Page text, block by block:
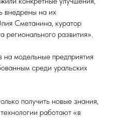
внедрены на их
Сметанина, куратор
регионального развития».
модельные предприятия
среди уральских
получить новые знания,
работают «в